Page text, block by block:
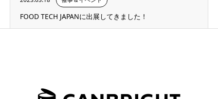
FOOD TECH JAPANに出展してきました！